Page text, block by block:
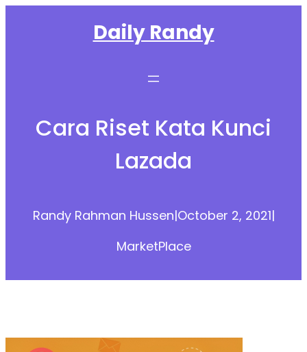
Daily Randy
Cara Riset Kata Kunci
Lazada
Randy Rahman Hussen|October 2, 2021|
MarketPlace